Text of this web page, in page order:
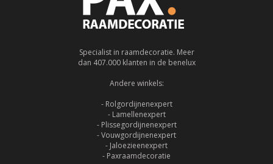
Specialist in raamdecoratie. Meer
dan 407.000 klanten in de benelux
Andere winkels:
- Rolgordijnenexpert
- Lamellenexpert
- Plissegordijnenexpert
- Vouwgordijnenexpert
- Jaloezieenexpert
- Paxraamdecoratie